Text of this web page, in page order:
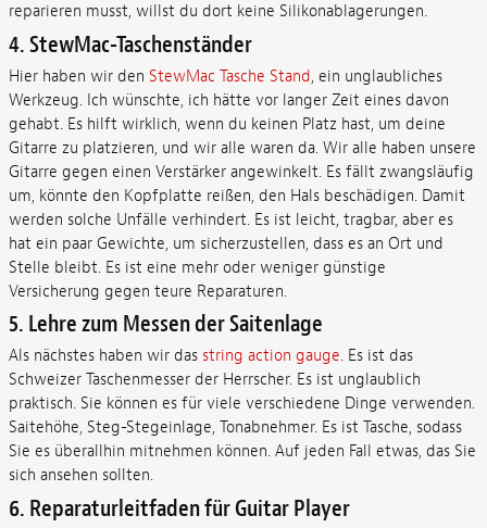
reparieren musst, willst du dort keine Silikonablagerungen.
4. StewMac-Taschenständer
Hier haben wir den StewMac Tasche Stand, ein unglaubliches
Werkzeug. Ich wünschte, ich hätte vor langer Zeit eines davon
gehabt. Es hilft wirklich, wenn du keinen Platz hast, um deine
Gitarre zu platzieren, und wir alle waren da. Wir alle haben unsere
Gitarre gegen einen Verstärker angewinkelt. Es fällt zwangsläufig
um, könnte den Kopfplatte reißen, den Hals beschädigen. Damit
werden solche Unfälle verhindert. Es ist leicht, tragbar, aber es
hat ein paar Gewichte, um sicherzustellen, dass es an Ort und
Stelle bleibt. Es ist eine mehr oder weniger günstige
Versicherung gegen teure Reparaturen.
5. Lehre zum Messen der Saitenlage
Als nächstes haben wir das string action gauge. Es ist das
Schweizer Taschenmesser der Herrscher. Es ist unglaublich
praktisch. Sie können es für viele verschiedene Dinge verwenden.
Saitehöhe, Steg-Stegeinlage, Tonabnehmer. Es ist Tasche, sodass
Sie es überallhin mitnehmen können. Auf jeden Fall etwas, das Sie
sich ansehen sollten.
6. Reparaturleitfaden für Guitar Player